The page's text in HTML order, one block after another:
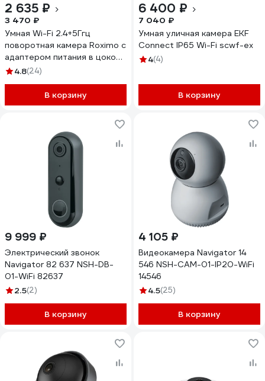
2 635 ₽
3 470 ₽
Умная Wi-Fi 2.4+5Ггц
поворотная камера Roximo с
адаптером питания в цоколь
E27 c Алисой RHC201-E27
4.8(24)
В корзину
6 400 ₽
7 040 ₽
Умная уличная камера EKF
Connect IP65 Wi-Fi sсwf-ex
4(4)
В корзину
9 999 ₽
Электрический звонок
Navigator 82 637 NSH-DB-
01-WiFi 82637
2.5(2)
В корзину
4 105 ₽
Видеокамера Navigator 14
546 NSH-CAM-01-IP20-WiFi
14546
4.5(25)
В корзину